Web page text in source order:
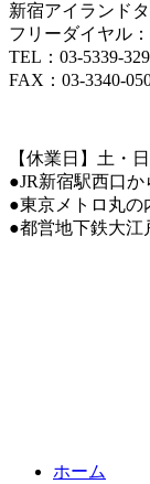
新宿アイランド
フリーダイヤル：
TEL：03-5339-
FAX：03-3340-
【休業日】土・
●JR新宿駅西口か
●東京メトロ丸の
●都営地下鉄大江
ホーム